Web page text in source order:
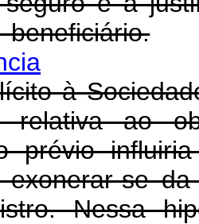
à
relativa ao
prévio
se
Nessa